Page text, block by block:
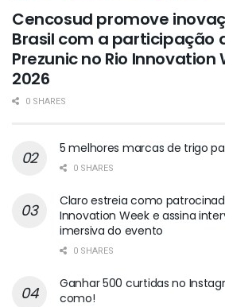
Cencosud promove
Brasil com a participação
Prezunic no Rio Innovation
2026
0 SHARES
5 melhores marcas de trigo
0 SHARES
Claro estreia como
Innovation Week e assina
imersiva do evento
0 SHARES
Ganhar 500 curtidas no
como!